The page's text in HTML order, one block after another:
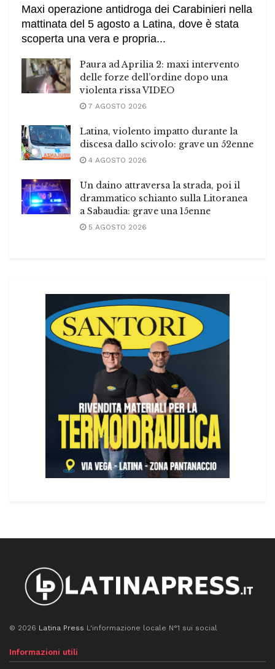
Maxi operazione antidroga dei Carabinieri nella
mattinata del 5 agosto a Latina, dove è stata
scoperta una vera e propria...
Paura ad Aprilia 2: maxi intervento
delle forze dell’ordine dopo una
violenta rissa VIDEO
7 AGOSTO 2026
Latina, violento impatto durante la
discesa dallo scivolo: grave un 52enne
4 AGOSTO 2026
Un daino attraversa la strada, poi il
drammatico schianto sulla Litoranea
a Sabaudia: grave una 15enne
5 AGOSTO 2026
© 2026 Latina Press L'informazione locale N°1 sui social
Informazioni utili